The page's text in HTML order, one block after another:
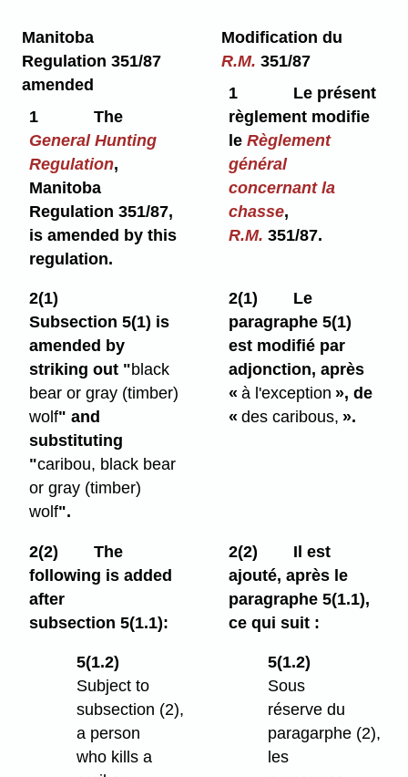
Manitoba
Regulation 351/87
amended
1
The
General Hunting
Regulation,
Manitoba
Regulation 351/87,
is amended by this
regulation.
Modification du
R.M. 351/87
1
Le présent
règlement modifie
leRèglement
général
concernant la
chasse,
R.M.351/87.
2(1)
Subsection 5(1) is
amended by
striking out "black
bear or gray (timber)
wolf" and
substituting
"caribou, black bear
or gray (timber)
wolf".
2(1)
Le
paragraphe 5(1)
est modifié par
adjonction, après
«à l'exception », de
«des caribous, ».
2(2)
The
following is added
after
subsection 5(1.1):
2(2)
Il est
ajouté, après le
paragraphe 5(1.1),
ce qui suit :
5(1.2)
Subject to
subsection (2),
a person
who kills a
5(1.2)
Sous
réserve du
paragarphe (2),
les